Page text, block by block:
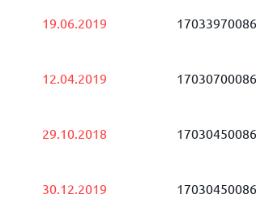
19.06.2019
12.04.2019
29.10.2018
30.12.2019